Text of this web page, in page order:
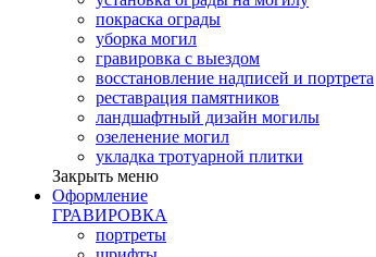
покраска ограды
уборка могил
гравировка с выездом
восстановление надписей и портрета
реставрация памятников
ландшафтный дизайн могилы
озеленение могил
укладка тротуарной плитки
Закрыть меню
Оформление
ГРАВИРОВКА
портреты